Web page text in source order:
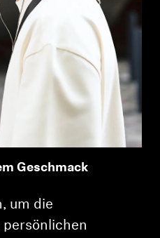
Geschmack
um die
persönlichen